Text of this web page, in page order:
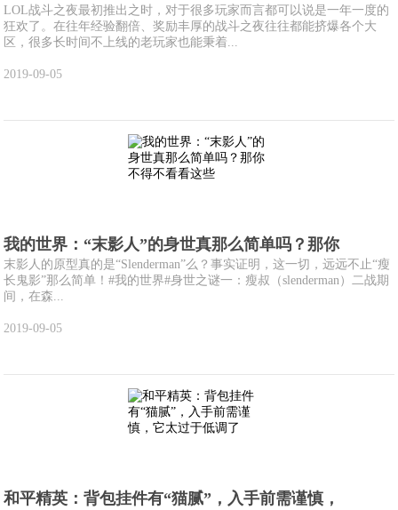
LOL战斗之夜最初推出之时，对于很多玩家而言都可以说是一年一度的
狂欢了。在往年经验翻倍、奖励丰厚的战斗之夜往往都能挤爆各个大
区，很多长时间不上线的老玩家也能秉着...
2019-09-05
我的世界：“末影人”的身世真那么简单吗？那你
末影人的原型真的是“Slenderman”么？事实证明，这一切，远远不止“瘦
长鬼影”那么简单！#我的世界#身世之谜一：瘦叔（slenderman）二战期
间，在森...
2019-09-05
和平精英：背包挂件有“猫腻”，入手前需谨慎，